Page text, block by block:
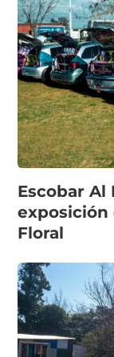
Escobar Al
exposición
Floral